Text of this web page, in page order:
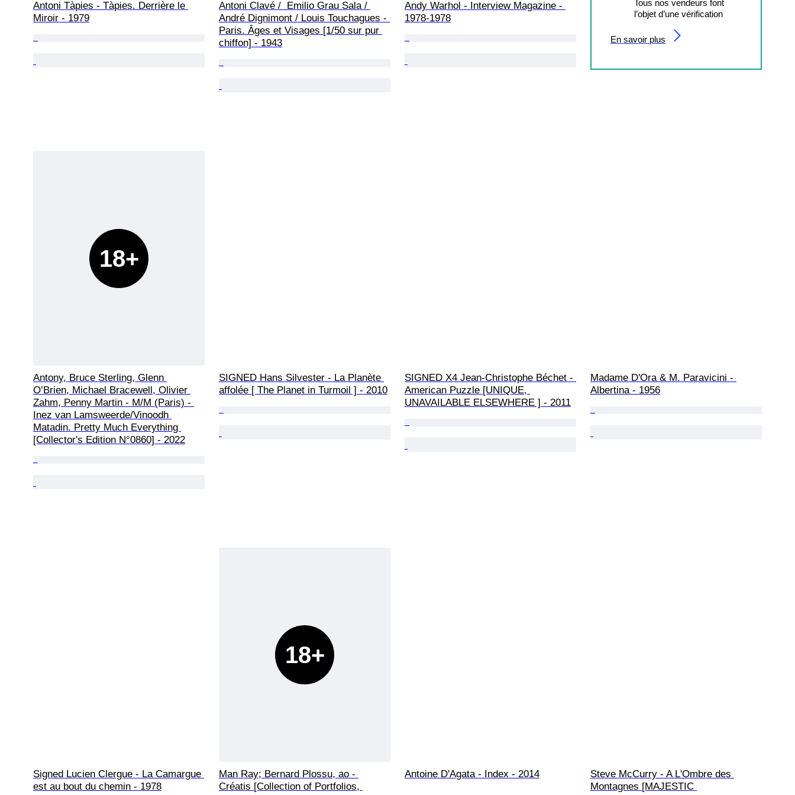
Tous nos vendeurs font
l’objet d’une vérification
En savoir plus
Antoni Tàpies - Tàpies. Derrière le
Miroir - 1979
Antoni Clavé /  Emilio Grau Sala /
André Dignimont / Louis Touchagues -
Paris. Âges et Visages [1/50 sur pur
chiffon] - 1943
Andy Warhol - Interview Magazine -
1978-1978
18+
Antony, Bruce Sterling, Glenn
O’Brien, Michael Bracewell, Olivier
Zahm, Penny Martin - M/M (Paris) -
Inez van Lamsweerde/Vinoodh
Matadin. Pretty Much Everything
[Collector's Edition N°0860] - 2022
SIGNED Hans Silvester - La Planète
affolée [ The Planet in Turmoil ] - 2010
SIGNED X4 Jean-Christophe Béchet -
American Puzzle [UNIQUE,
UNAVAILABLE ELSEWHERE ] - 2011
Madame D'Ora & M. Paravicini -
Albertina - 1956
Signed Lucien Clergue - La Camargue
est au bout du chemin - 1978
18+
Man Ray; Bernard Plossu, ao -
Créatis [Collection of Portfolios,
Antoine D'Agata - Index - 2014
Steve McCurry - A L'Ombre des
Montagnes [MAJESTIC